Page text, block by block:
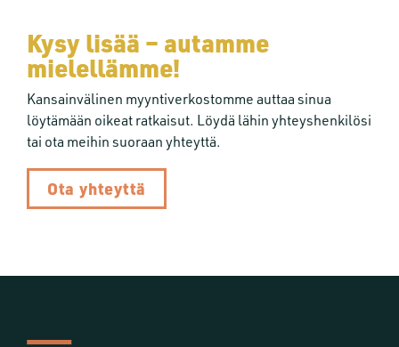
Kysy lisää – autamme
mielellämme!
Kansainvälinen myyntiverkostomme auttaa sinua
löytämään oikeat ratkaisut. Löydä lähin yhteyshenkilösi
tai ota meihin suoraan yhteyttä.
Ota yhteyttä